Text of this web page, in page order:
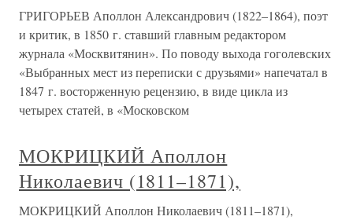
ГРИГОРЬЕВ Аполлон Александрович (1822–1864), поэт
и критик, в 1850 г. ставший главным редактором
журнала «Москвитянин». По поводу выхода гоголевских
«Выбранных мест из переписки с друзьями» напечатал в
1847 г. восторженную рецензию, в виде цикла из
четырех статей, в «Московском
МОКРИЦКИЙ Аполлон
Николаевич (1811–1871),
МОКРИЦКИЙ Аполлон Николаевич (1811–1871),